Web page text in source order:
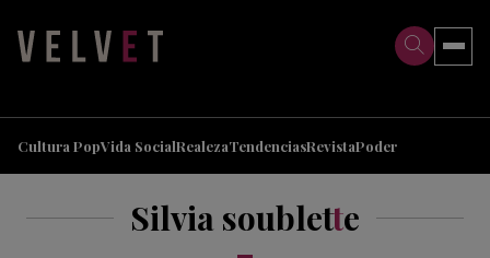
Cultura PopVida SocialRealezaTendenciasRevistaPoder
Silvia soublette